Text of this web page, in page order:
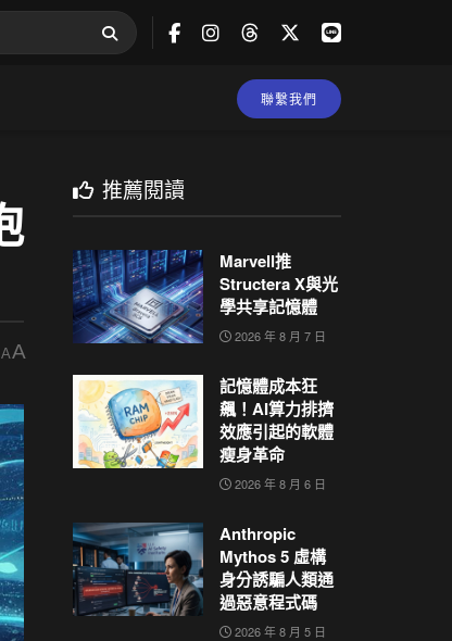
聯繫我們
AA
推薦閱讀
Marvell推
Structera X與光
學共享記憶體
2026 年 8 月 7 日
記憶體成本狂
飆！AI算力排擠
效應引起的軟體
瘦身革命
2026 年 8 月 6 日
Anthropic
Mythos 5 虛構
身分誘騙人類通
過惡意程式碼
2026 年 8 月 5 日